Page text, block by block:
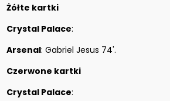
Żółte kartki
Crystal Palace:
Arsenal: Gabriel Jesus 74'.
Czerwone kartki
Crystal Palace: